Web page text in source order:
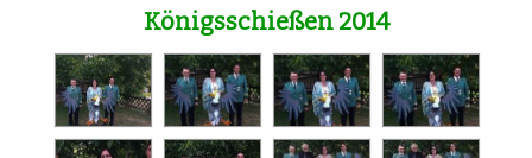
Königsschießen 2014